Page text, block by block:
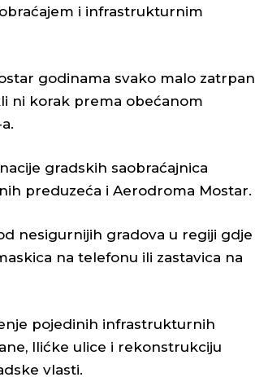
i infrastrukturnim
godinama svako malo zatrpan
ni korak prema obećanom
gradskih saobraćajnica
preduzeća i Aerodroma Mostar.
nesigurnijih gradova u regiji gdje
na telefonu ili zastavica na
pojedinih infrastrukturnih
Ilićke ulice i rekonstrukciju
vlasti.